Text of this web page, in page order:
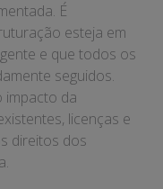
É
esteja em
e que todos os
seguidos.
impacto da
licenças e
direitos dos